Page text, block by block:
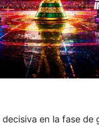
en la fase de